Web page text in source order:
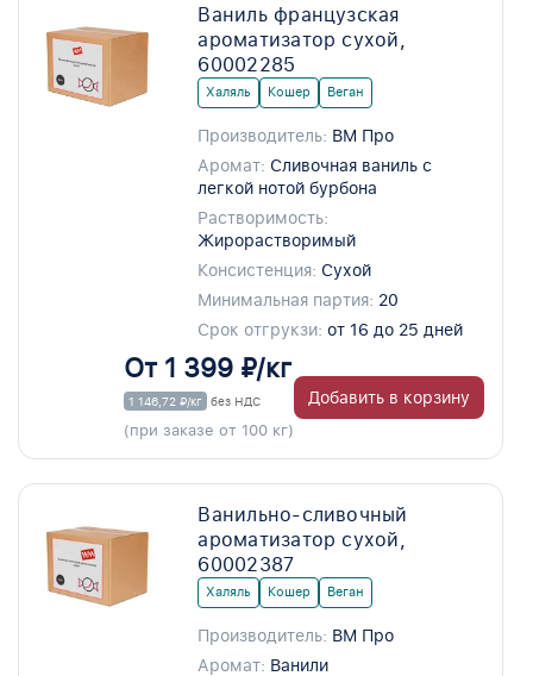
Ваниль французская
ароматизатор сухой,
60002285
Халяль Кошер Веган
Производитель: ВМ Про
Аромат: Сливочная ваниль с
легкой нотой бурбона
Растворимость:
Жирорастворимый
Консистенция: Сухой
Минимальная партия: 20
Срок отгрукзи: от 16 до 25 дней
От 1 399 ₽/кг
1 146,72 ₽/кг без НДС
(при заказе от 100 кг)
Добавить в корзину
Ванильно-сливочный
ароматизатор сухой,
60002387
Халяль Кошер Веган
Производитель: ВМ Про
Аромат: Ванили